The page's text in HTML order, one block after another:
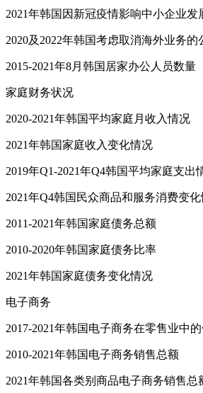
2021年韩国因新冠疫情影响中小企业发
2020及2022年韩国考虑取消海外业务的
2015-2021年8月韩国居家办公人员数量
家庭财务状况
2020-2021年韩国平均家庭月收入情况
2021年韩国家庭收入变化情况
2019年Q1-2021年Q4韩国平均家庭支出
2021年Q4韩国民众商品和服务消费变
2011-2021年韩国家庭债务总额
2010-2020年韩国家庭债务比率
2021年韩国家庭债务变化情况
电子商务
2017-2021年韩国电子商务在零售业中
2010-2021年韩国电子商务销售总额
2021年韩国各类别商品电子商务销售总